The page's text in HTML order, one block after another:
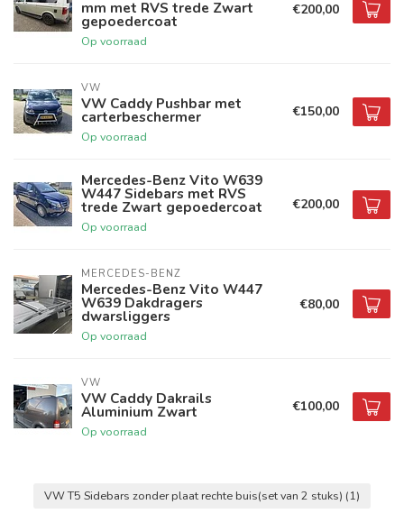
mm met RVS trede Zwart
gepoedercoat
Op voorraad
€200,00
VW
VW Caddy Pushbar met
carterbeschermer
Op voorraad
€150,00
Mercedes-Benz Vito W639
W447 Sidebars met RVS
trede Zwart gepoedercoat
Op voorraad
€200,00
MERCEDES-BENZ
Mercedes-Benz Vito W447
W639 Dakdragers
dwarsliggers
Op voorraad
€80,00
VW
VW Caddy Dakrails
Aluminium Zwart
Op voorraad
€100,00
VW T5 Sidebars zonder plaat rechte buis(set van 2 stuks) (1)